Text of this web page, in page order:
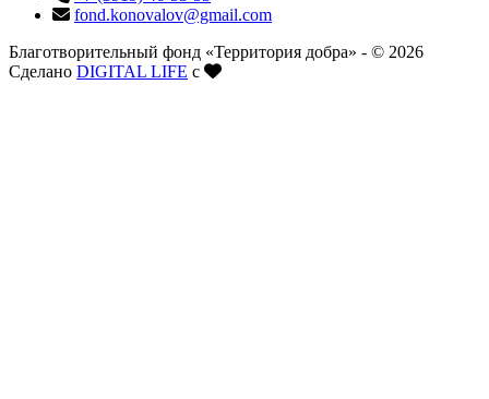
fond.konovalov@gmail.com
Благотворительный фонд «Территория добра» - © 2026
Сделано DIGITAL LIFE с